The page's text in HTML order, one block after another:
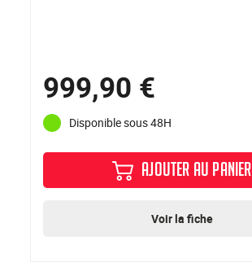
999,90 €
Disponible sous 48H
AJOUTER AU PANIER
Voir la fiche